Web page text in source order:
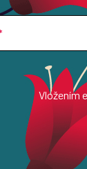
Vložením